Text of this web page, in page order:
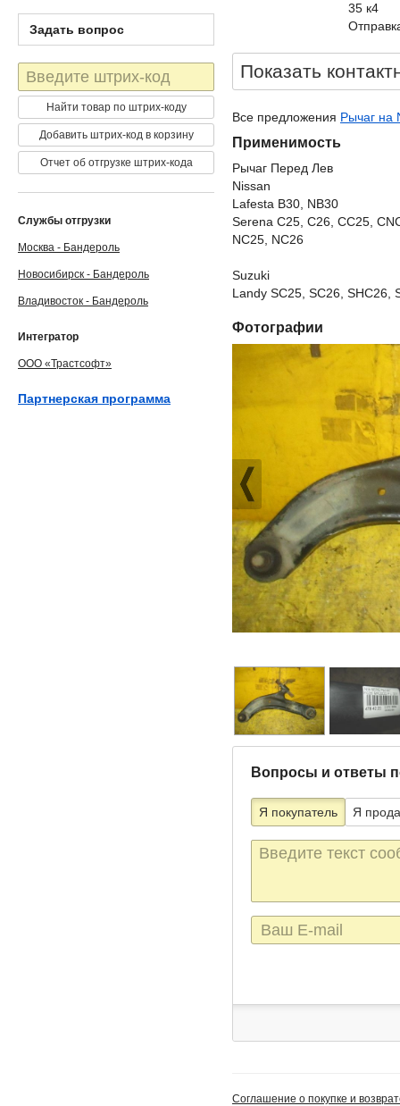
35 к4
Показать
Все предложения Рычаг на
Применимость
Рычаг Перед Лев
Nissan
Lafesta B30, NB30
Serena C25, C26, CC25,
NC25, NC26
Suzuki
Landy SC25, SC26, SHC26,
Фотографии
Вопросы и ответы
Я покупатель Я
Текст
сообщения
E-
mail
Задать вопрос
Штрих-
код
Найти товар по штрих-коду
Добавить штрих-код в корзину
Отчет об отгрузке штрих-кода
Службы отгрузки
Москва - Бандероль
Новосибирск - Бандероль
Владивосток - Бандероль
Интегратор
ООО «Трастсофт»
Партнерская программа
Соглашение о покупке и